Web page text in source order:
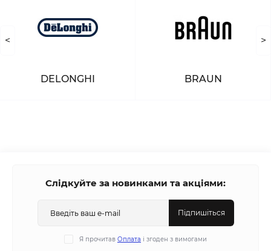
<
DELONGHI BRAUN
>
Слідкуйте за новинками та акціями:
Підпишіться
Я прочитав Оплата і згоден з вимогами